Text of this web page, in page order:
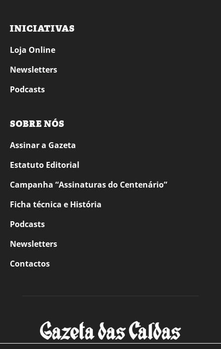
INICIATIVAS
Loja Online
Newsletters
Podcasts
SOBRE NÓS
Assinar a Gazeta
Estatuto Editorial
Campanha “Assinaturas do Centenário”
Ficha técnica e História
Podcasts
Newsletters
Contactos